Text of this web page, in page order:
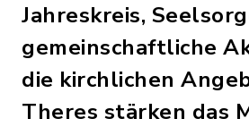
Jahreskreis,
gemeinschaftliche
die kirchlichen
Theres stärken das